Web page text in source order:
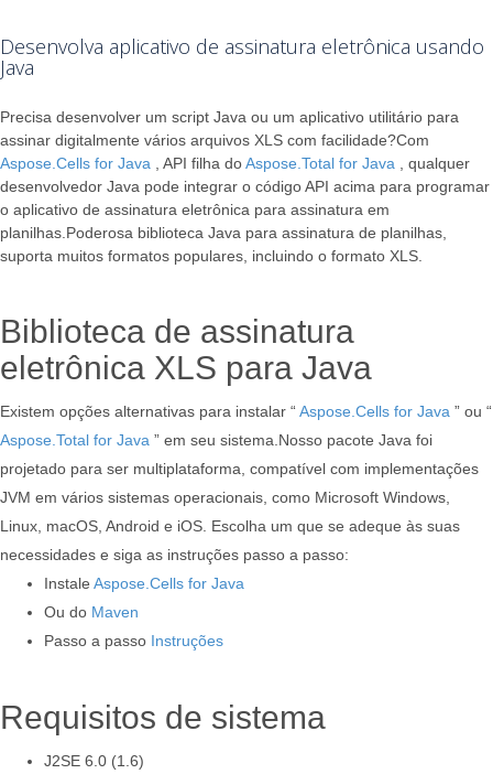
Desenvolva aplicativo de assinatura eletrônica usando
Java
Precisa desenvolver um script Java ou um aplicativo utilitário para
assinar digitalmente vários arquivos XLS com facilidade?Com
Aspose.Cells for Java , API filha doAspose.Total for Java , qualquer
desenvolvedor Java pode integrar o código API acima para programar
o aplicativo de assinatura eletrônica para assinatura em
planilhas.Poderosa biblioteca Java para assinatura de planilhas,
suporta muitos formatos populares, incluindo o formato XLS.
Biblioteca de assinatura
eletrônica XLS para Java
Existem opções alternativas para instalar “ Aspose.Cells for Java ” ou “
Aspose.Total for Java ” em seu sistema.Nosso pacote Java foi
projetado para ser multiplataforma, compatível com implementações
JVM em vários sistemas operacionais, como Microsoft Windows,
Linux, macOS, Android e iOS. Escolha um que se adeque às suas
necessidades e siga as instruções passo a passo:
Instale Aspose.Cells for Java
Ou do Maven
Passo a passo Instruções
Requisitos de sistema
J2SE 6.0 (1.6)